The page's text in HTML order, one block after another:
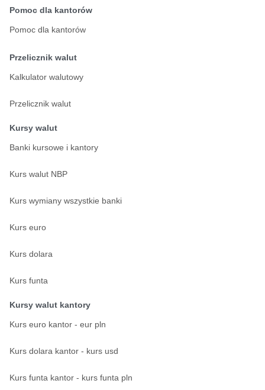
Pomoc dla kantorów
Pomoc dla kantorów
Przelicznik walut
Kalkulator walutowy
Przelicznik walut
Kursy walut
Banki kursowe i kantory
Kurs walut NBP
Kurs wymiany wszystkie banki
Kurs euro
Kurs dolara
Kurs funta
Kursy walut kantory
Kurs euro kantor - eur pln
Kurs dolara kantor - kurs usd
Kurs funta kantor - kurs funta pln